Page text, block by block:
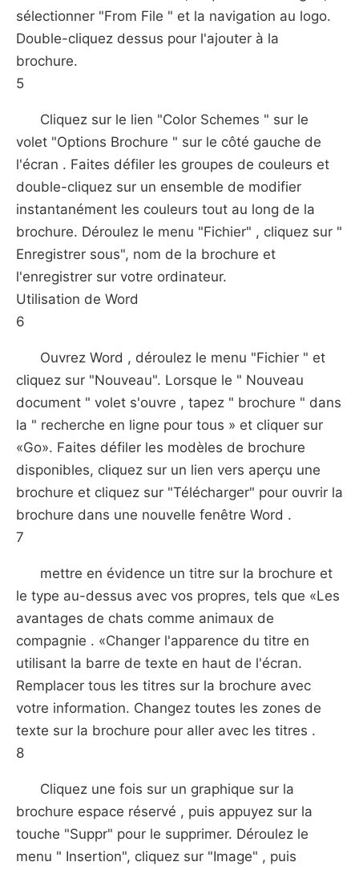
sélectionner "From File " et la navigation au logo.
Double-cliquez dessus pour l'ajouter à la
brochure.
5
Cliquez sur le lien "Color Schemes " sur le
volet "Options Brochure " sur le côté gauche de
l'écran . Faites défiler les groupes de couleurs et
double-cliquez sur un ensemble de modifier
instantanément les couleurs tout au long de la
brochure. Déroulez le menu "Fichier" , cliquez sur "
Enregistrer sous", nom de la brochure et
l'enregistrer sur votre ordinateur.
Utilisation de Word
6
Ouvrez Word , déroulez le menu "Fichier " et
cliquez sur "Nouveau". Lorsque le " Nouveau
document " volet s'ouvre , tapez " brochure " dans
la " recherche en ligne pour tous » et cliquer sur
«Go». Faites défiler les modèles de brochure
disponibles, cliquez sur un lien vers aperçu une
brochure et cliquez sur "Télécharger" pour ouvrir la
brochure dans une nouvelle fenêtre Word .
7
mettre en évidence un titre sur la brochure et
le type au-dessus avec vos propres, tels que «Les
avantages de chats comme animaux de
compagnie . «Changer l'apparence du titre en
utilisant la barre de texte en haut de l'écran.
Remplacer tous les titres sur la brochure avec
votre information. Changez toutes les zones de
texte sur la brochure pour aller avec les titres .
8
Cliquez une fois sur un graphique sur la
brochure espace réservé , puis appuyez sur la
touche "Suppr" pour le supprimer. Déroulez le
menu " Insertion", cliquez sur "Image" , puis